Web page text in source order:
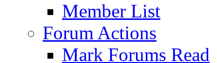
Member List
Forum Actions
Mark Forums Read